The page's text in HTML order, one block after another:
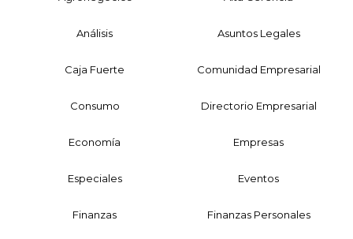
Análisis Asuntos Legales
Caja Fuerte Comunidad Empresarial
Consumo Directorio Empresarial
Economía Empresas
Especiales Eventos
Finanzas Finanzas Personales